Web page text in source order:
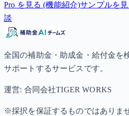
Pro を見る (機能紹介)サンプルを
談
全国の補助金・助成金・給付金を
サポートするサービスです。
運営: 合同会社TIGER WORKS
※採択を保証するものではありま